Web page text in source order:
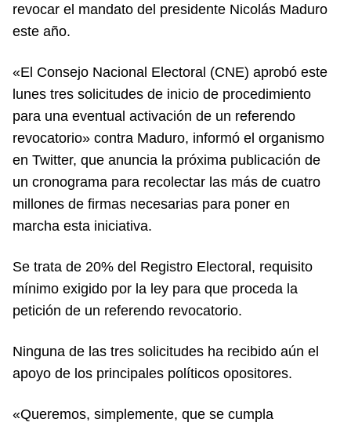
revocar el mandato del presidente Nicolás Maduro
este año.
«El Consejo Nacional Electoral (CNE) aprobó este
lunes tres solicitudes de inicio de procedimiento
para una eventual activación de un referendo
revocatorio» contra Maduro, informó el organismo
en Twitter, que anuncia la próxima publicación de
un cronograma para recolectar las más de cuatro
millones de firmas necesarias para poner en
marcha esta iniciativa.
Se trata de 20% del Registro Electoral, requisito
mínimo exigido por la ley para que proceda la
petición de un referendo revocatorio.
Ninguna de las tres solicitudes ha recibido aún el
apoyo de los principales políticos opositores.
«Queremos, simplemente, que se cumpla